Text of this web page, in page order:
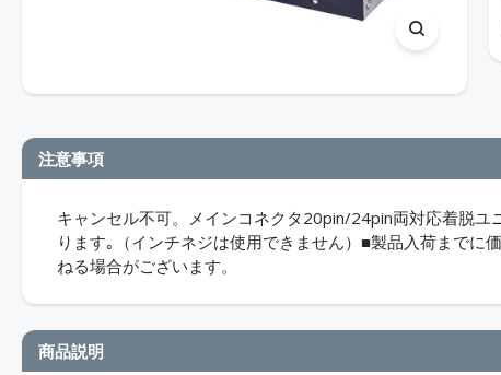
注意事項
キャンセル不可。メインコネクタ20pin/24pin両対応着脱
ります｡（インチネジは使用できません）■製品入荷まで
ねる場合がございます。
商品説明